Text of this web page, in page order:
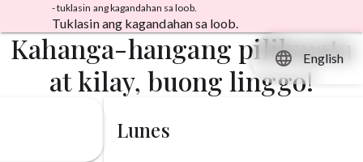
- tuklasin ang kagandahan sa loob.
Tuklasin ang kagandahan sa loob.
Kahanga-hangang pilikmata
at kilay, buong linggo!
Lunes
language English